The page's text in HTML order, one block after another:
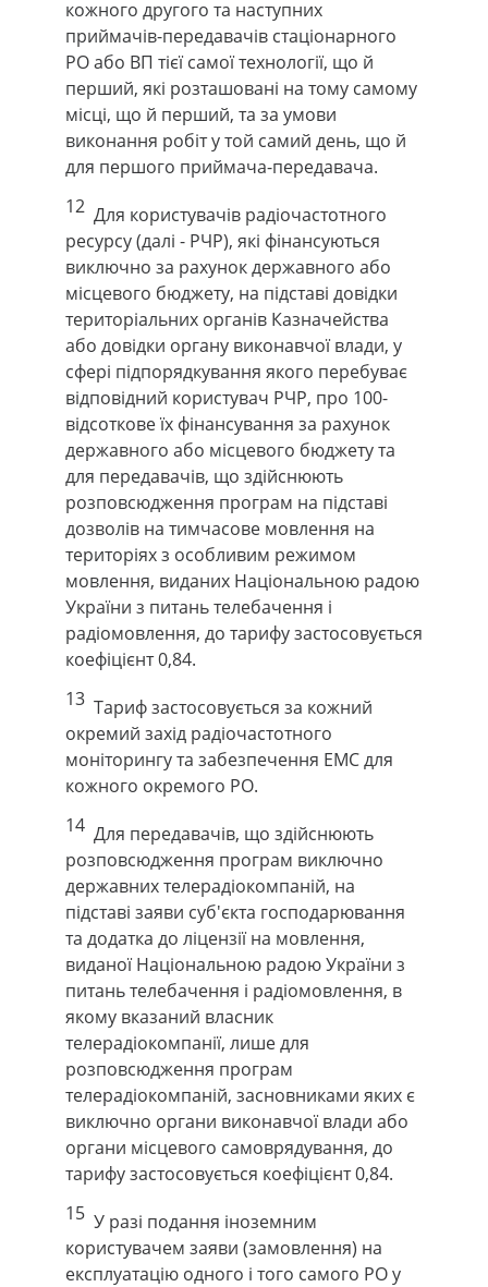
кожного другого та наступних
приймачів-передавачів стаціонарного
РО або ВП тієї самої технології, що й
перший, які розташовані на тому самому
місці, що й перший, та за умови
виконання робіт у той самий день, що й
для першого приймача-передавача.
12 Для користувачів радіочастотного
ресурсу (далі - РЧР), які фінансуються
виключно за рахунок державного або
місцевого бюджету, на підставі довідки
територіальних органів Казначейства
або довідки органу виконавчої влади, у
сфері підпорядкування якого перебуває
відповідний користувач РЧР, про 100-
відсоткове їх фінансування за рахунок
державного або місцевого бюджету та
для передавачів, що здійснюють
розповсюдження програм на підставі
дозволів на тимчасове мовлення на
територіях з особливим режимом
мовлення, виданих Національною радою
України з питань телебачення і
радіомовлення, до тарифу застосовується
коефіцієнт 0,84.
13 Тариф застосовується за кожний
окремий захід радіочастотного
моніторингу та забезпечення ЕМС для
кожного окремого РО.
14 Для передавачів, що здійснюють
розповсюдження програм виключно
державних телерадіокомпаній, на
підставі заяви суб'єкта господарювання
та додатка до ліцензії на мовлення,
виданої Національною радою України з
питань телебачення і радіомовлення, в
якому вказаний власник
телерадіокомпанії, лише для
розповсюдження програм
телерадіокомпаній, засновниками яких є
виключно органи виконавчої влади або
органи місцевого самоврядування, до
тарифу застосовується коефіцієнт 0,84.
15 У разі подання іноземним
користувачем заяви (замовлення) на
експлуатацію одного і того самого РО у